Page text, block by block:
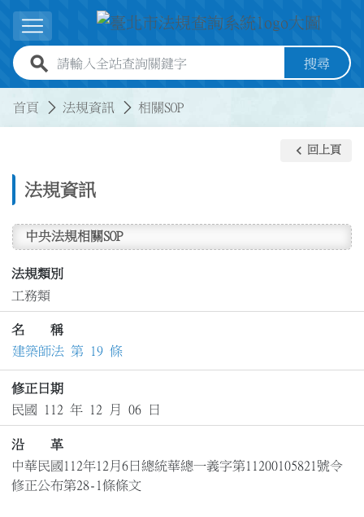
跳到主要內容
展開選單
全站查詢關鍵字欄位 搜尋
首頁 法規資訊 相關SOP
法規資訊
keyboard_arrow_left 回上頁
中央法規相關SOP
法規類別
工務類
名 稱
建築師法 第 19 條
修正日期
民國 112 年 12 月 06 日
沿 革
中華民國112年12月6日總統華總一義字第11200105821號令
修正公布第28-1條條文